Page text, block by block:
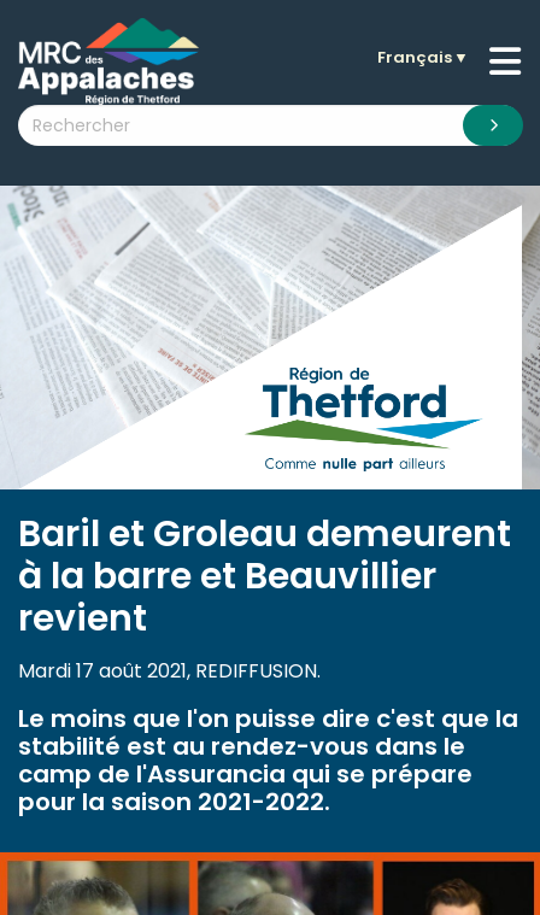
submenu (La MRC )
submenu (Citoyens )
submenu (Visiteurs )
submenu (Nouvelles )
submenu (Documentation )
Français▼
Baril et Groleau demeurent
à la barre et Beauvillier
revient
Mardi 17 août 2021, REDIFFUSION.
Le moins que l'on puisse dire c'est que la
stabilité est au rendez-vous dans le
camp de l'Assurancia qui se prépare
pour la saison 2021-2022.